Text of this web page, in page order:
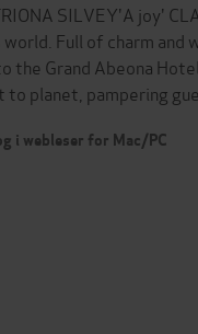
SILVEY'A joy'
Full of charm and
Grand Abeona
planet, pampering
i webleser for Mac/PC